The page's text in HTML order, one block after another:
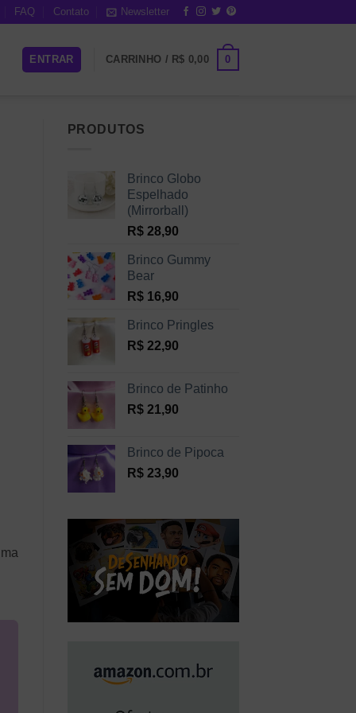
FAQ Contato Newsletter
ENTRAR CARRINHO / R$ 0,00 0
PRODUTOS
Brinco Globo
Espelhado
(Mirrorball)
R$28,90
Brinco Gummy
Bear
R$16,90
Brinco Pringles
R$22,90
Brinco de Patinho
R$21,90
Brinco de Pipoca
R$23,90